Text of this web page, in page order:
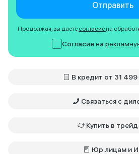
Отправить
Продолжая, вы даете согласие на
Согласие на
В кредит от 31
Связаться с
Купить в
Юр.лицам и